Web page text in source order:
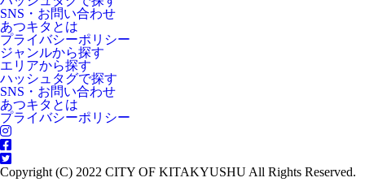
SNS・お問い合わせ
あつキタとは
プライバシーポリシー
ジャンルから探す
エリアから探す
ハッシュタグで探す
SNS・お問い合わせ
あつキタとは
プライバシーポリシー
Copyright (C) 2022 CITY OF KITAKYUSHU All Rights Reserved.